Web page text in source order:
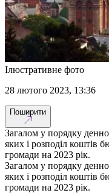
Ілюстративне фото
28 лютого 2023, 13:36
Поширити
Загалом у порядку
яких і розподіл коштів
громади на 2023 рік.
Загалом у порядку
яких і розподіл коштів
громади на 2023 рік.